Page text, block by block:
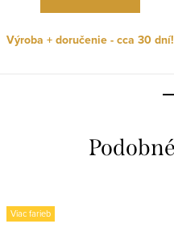
Výroba + doručenie - cca 30 dní!
Viac farieb